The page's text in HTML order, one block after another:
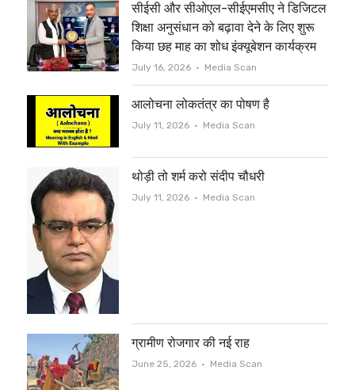
k
सीईसी और सीओएल-सीईएमसीए ने डिजिटल
शिक्षा अनुसंधान को बढ़ावा देने के लिए शुरू
किया छह माह का शोध इंक्यूबेशन कार्यक्रम
July 16, 2026 Author
Media Scan
आलोचना लोकतंत्र का पोषण है
July 11, 2026 Author
Media Scan
थोड़ी तो शर्म करो संदीप चौधरी
July 11, 2026 Author
Media Scan
ग्रामीण रोजगार की नई राह
June 25, 2026 Author
Media Scan